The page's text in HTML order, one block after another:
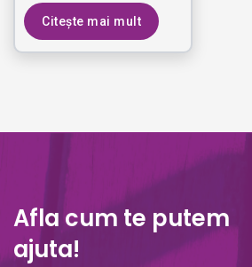
Citește mai mult
Afla cum te putem
ajuta!